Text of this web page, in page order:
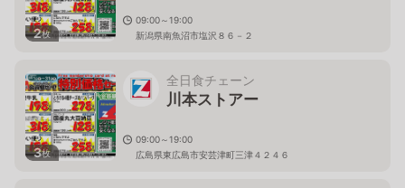
2枚
09:00～19:00
新潟県南魚沼市塩沢８６－２
3枚
全日食チェーン
川本ストアー
09:00～19:00
広島県東広島市安芸津町三津４２４６